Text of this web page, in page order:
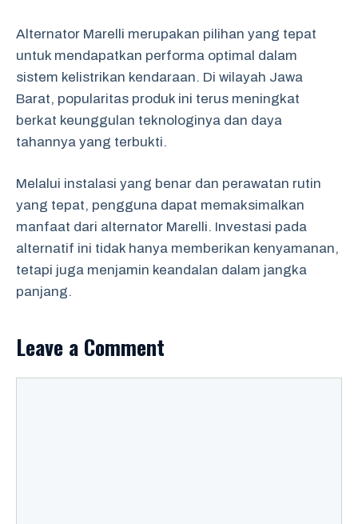
Alternator Marelli merupakan pilihan yang tepat
untuk mendapatkan performa optimal dalam
sistem kelistrikan kendaraan. Di wilayah Jawa
Barat, popularitas produk ini terus meningkat
berkat keunggulan teknologinya dan daya
tahannya yang terbukti.
Melalui instalasi yang benar dan perawatan rutin
yang tepat, pengguna dapat memaksimalkan
manfaat dari alternator Marelli. Investasi pada
alternatif ini tidak hanya memberikan kenyamanan,
tetapi juga menjamin keandalan dalam jangka
panjang.
Leave a Comment